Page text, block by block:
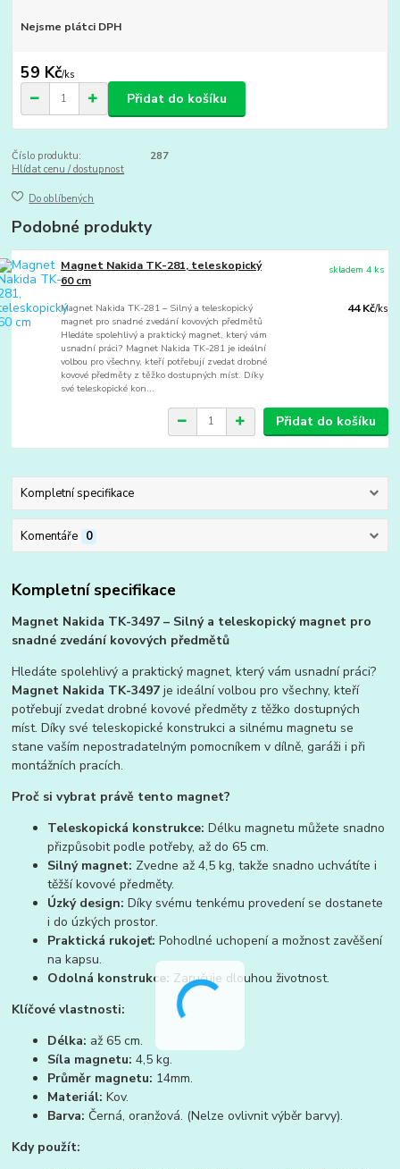
Nejsme plátci DPH
59 Kč/ks
Přidat do košíku
Číslo produktu:
287
Hlídat cenu / dostupnost
Do oblíbených
Podobné produkty
Magnet Nakida TK-281, teleskopický
60 cm
Magnet Nakida TK-281 – Silný a teleskopický
magnet pro snadné zvedání kovových předmětů
Hledáte spolehlivý a praktický magnet, který vám
usnadní práci? Magnet Nakida TK-281 je ideální
volbou pro všechny, kteří potřebují zvedat drobné
kovové předměty z těžko dostupných míst. Díky
své teleskopické kon...
44 Kč/ks
skladem 4 ks
Přidat do košíku
Kompletní specifikace
Komentáře 0
Kompletní specifikace
Magnet Nakida TK-3497 – Silný a teleskopický magnet pro
snadné zvedání kovových předmětů
Hledáte spolehlivý a praktický magnet, který vám usnadní práci?
Magnet Nakida TK-3497 je ideální volbou pro všechny, kteří
potřebují zvedat drobné kovové předměty z těžko dostupných
míst. Díky své teleskopické konstrukci a silnému magnetu se
stane vaším nepostradatelným pomocníkem v dílně, garáži i při
montážních pracích.
Proč si vybrat právě tento magnet?
Teleskopická konstrukce: Délku magnetu můžete snadno
přizpůsobit podle potřeby, až do 65 cm.
Silný magnet: Zvedne až 4,5 kg, takže snadno uchvátíte i
těžší kovové předměty.
Úzký design: Díky svému tenkému provedení se dostanete
i do úzkých prostor.
Praktická rukojeť: Pohodlné uchopení a možnost zavěšení
na kapsu.
Odolná konstrukce: Zaručuje dlouhou životnost.
Klíčové vlastnosti:
Délka: až 65 cm.
Síla magnetu: 4,5 kg.
Průměr magnetu: 14mm.
Materiál: Kov.
Barva: Černá, oranžová. (Nelze ovlivnit výběr barvy).
Kdy použít: